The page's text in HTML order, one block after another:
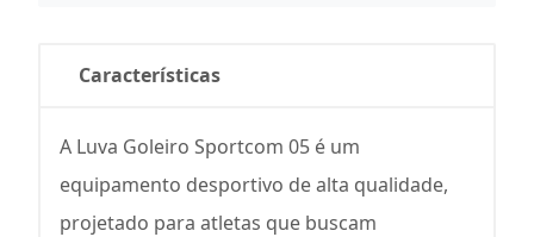
Características
A Luva Goleiro Sportcom 05 é um
equipamento desportivo de alta qualidade,
projetado para atletas que buscam